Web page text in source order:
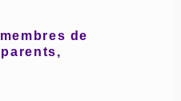
de
parents,